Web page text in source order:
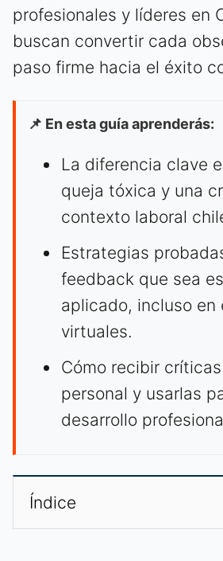
profesionales y líderes en
buscan convertir cada
paso firme hacia el éxito
📌 En esta guía aprenderás:
La diferencia clave
queja tóxica y una
contexto laboral
Estrategias
feedback que sea
aplicado, incluso en
virtuales.
Cómo recibir
personal y usarlas
desarrollo
Índice